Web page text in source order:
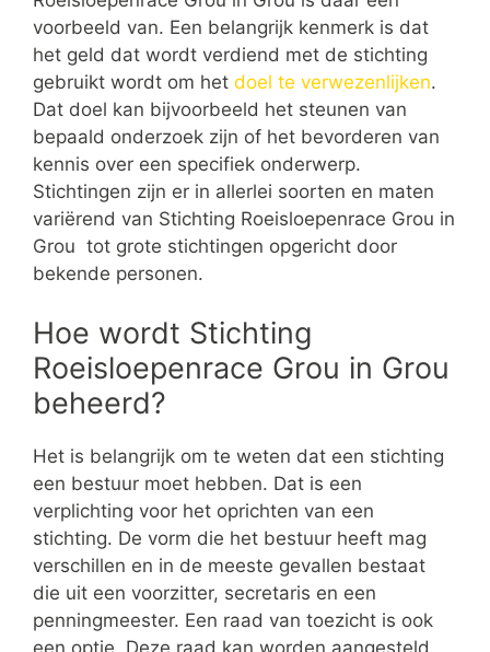
voorbeeld van. Een belangrijk kenmerk is dat
het geld dat wordt verdiend met de stichting
gebruikt wordt om het doel te verwezenlijken.
Dat doel kan bijvoorbeeld het steunen van
bepaald onderzoek zijn of het bevorderen van
kennis over een specifiek onderwerp.
Stichtingen zijn er in allerlei soorten en maten
variërend van Stichting Roeisloepenrace Grou in
Grou tot grote stichtingen opgericht door
bekende personen.
Hoe wordt Stichting
Roeisloepenrace Grou in Grou
beheerd?
Het is belangrijk om te weten dat een stichting
een bestuur moet hebben. Dat is een
verplichting voor het oprichten van een
stichting. De vorm die het bestuur heeft mag
verschillen en in de meeste gevallen bestaat
die uit een voorzitter, secretaris en een
penningmeester. Een raad van toezicht is ook
een optie. Deze raad kan worden aangesteld